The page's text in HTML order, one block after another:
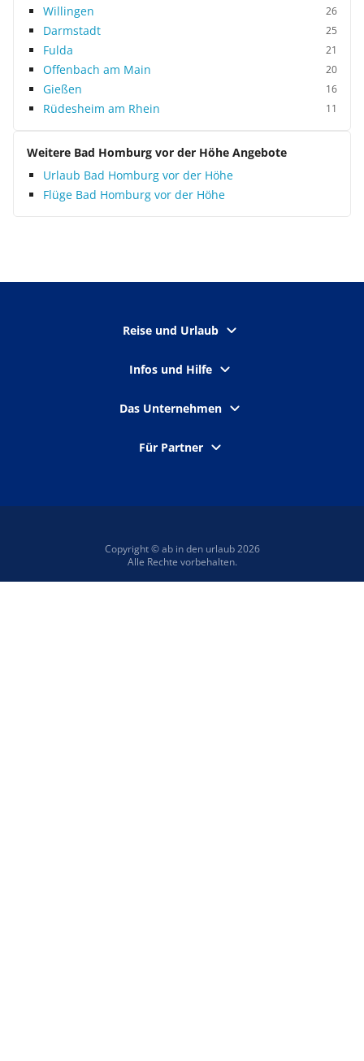
Willingen 26
Darmstadt 25
Fulda 21
Offenbach am Main 20
Gießen 16
Rüdesheim am Rhein 11
Weitere Bad Homburg vor der Höhe Angebote
Urlaub Bad Homburg vor der Höhe
Flüge Bad Homburg vor der Höhe
Reise und Urlaub
Infos und Hilfe
Das Unternehmen
Für Partner
Copyright © ab in den urlaub 2026
Alle Rechte vorbehalten.